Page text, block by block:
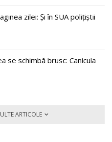
zilei: Și în SUA polițiștii
se schimbă brusc: Canicula
ARTICOLE